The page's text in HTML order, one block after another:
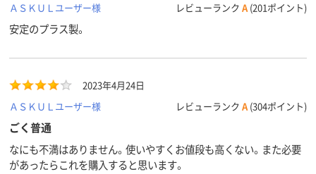
ＡＳＫＵＬユーザー様
レビューランク A (201ポイント)
安定のプラス製。
2023年4月24日
ＡＳＫＵＬユーザー様
レビューランク A (304ポイント)
ごく普通
なにも不満はありません。使いやすくお値段も高くない。また必要
があったらこれを購入すると思います。